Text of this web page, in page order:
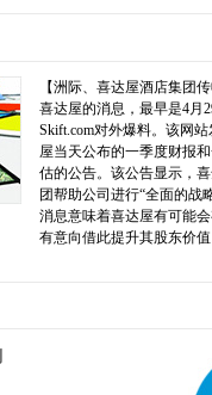
【洲际、喜达屋酒店集团
喜达屋的消息，最早是4月
Skift.com对外爆料。该网
屋当天公布的一季度财报
估的公告。该公告显示，
团帮助公司进行“全面的战
消息意味着喜达屋有可能
有意向借此提升其股东价